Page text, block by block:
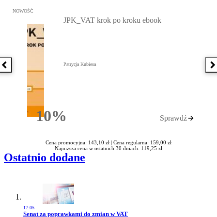
Poprzednia książka
Przejdź do: JPK_VAT krok po kroku ebook, Patrycja Kubiesa -
NOWOŚĆ
10%Rabatu
JPK_VAT krok po kroku ebook
Patrycja Kubiesa
Sprawdź
Cena promocyjna: 143,10 zł | Cena regularna: 159,00 zł
Najniższa cena w ostatnich 30 dniach: 119,25 zł
Ostatnio dodane
17:05
Przejdź do artykułu:
Senat za poprawkami do zmian w VAT